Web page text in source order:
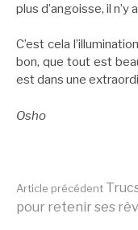
plus d’angoisse, il
C’est cela
bon, que tout est
est dans une
Osho
Lire
Article précédent
pour retenir ses